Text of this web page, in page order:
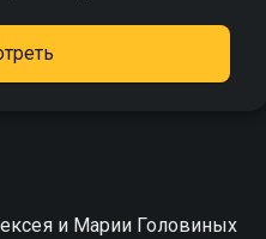
и Марии Головиных